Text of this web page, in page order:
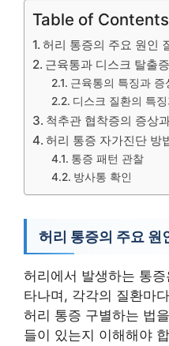
Table of Contents
허리 통증의 주요 원인
근육통과 디스크 탈출
근육통의 특징과 증
디스크 질환의 특
척추관 협착증의 증상
허리 통증 자가진단 방
통증 패턴 관찰
방사통 확인
허리 통증의 주요 원
허리에서 발생하는 통
타나며, 각각의 질환마
허리 통증 구별하는 법
들이 있는지 이해해야